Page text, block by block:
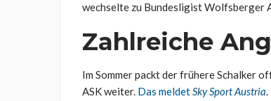
wechselte zu Bundesligist Wolfsberger
Zahlreiche
Im Sommer packt der frühere Schalker
ASK weiter. Das meldetSky Sport Austria.